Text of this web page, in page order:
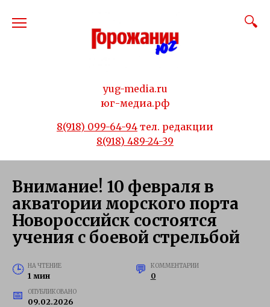
yug-media.ru
юг-медиа.рф
8(918) 099-64-94 тел. редакции
8(918) 489-24-39
Внимание! 10 февраля в
акватории морского порта
Новороссийск состоятся
учения с боевой стрельбой
НА ЧТЕНИЕ
1 мин
КОММЕНТАРИИ
0
ОПУБЛИКОВАНО
09.02.2026